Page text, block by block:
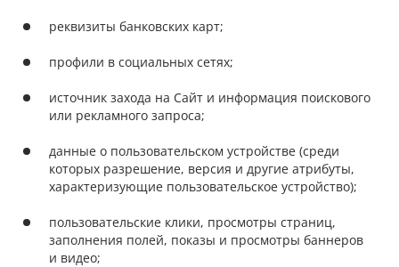
реквизиты банковских карт;
профили в социальных сетях;
источник захода на Сайт и информация поискового
или рекламного запроса;
данные о пользовательском устройстве (среди
которых разрешение, версия и другие атрибуты,
характеризующие пользовательское устройство);
пользовательские клики, просмотры страниц,
заполнения полей, показы и просмотры баннеров
и видео;